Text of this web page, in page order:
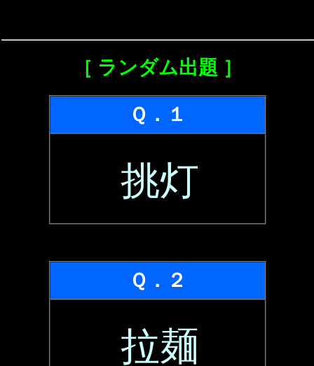
［ ランダム出題 ］
Ｑ．１
挑灯
Ｑ．２
拉麺